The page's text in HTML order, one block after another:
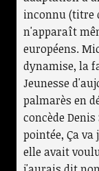
inconnu (titre
n'apparaît
européens.
dynamise, la
Jeunesse
palmarès en
concède
pointée, Ça
elle avait